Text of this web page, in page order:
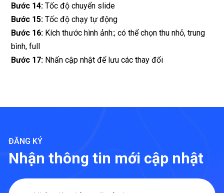
Bước 14: Tốc độ chuyển slide
Bước 15: Tốc độ chạy tự động
Bước 16: Kích thước hình ảnh:; có thể chọn thu nhỏ, trung
bình, full
Bước 17: Nhấn cập nhật để lưu các thay đổi
ĐĂNG KÝ
Nhận thông tin mới cập nhật